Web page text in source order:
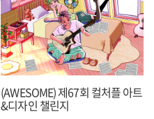
(AWESOME) 제67회 컬처플 아트
&디자인 챌린지